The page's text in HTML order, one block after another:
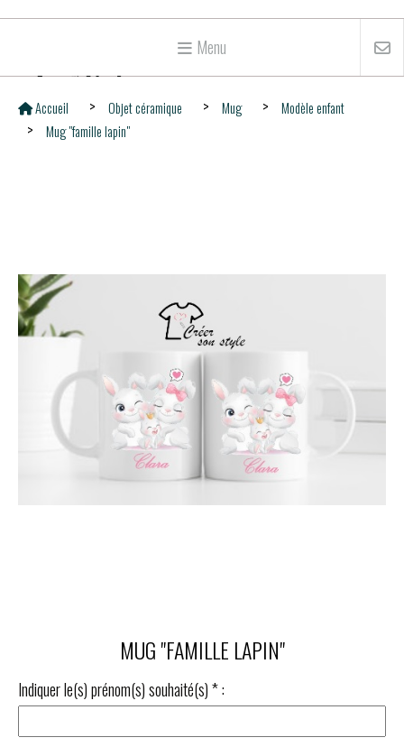
Menu
Accueil Objet céramique Mug
Modèle enfant
Mug "famille lapin"
MUG "FAMILLE LAPIN"
Indiquer le(s) prénom(s) souhaité(s)*: